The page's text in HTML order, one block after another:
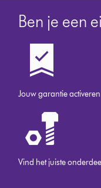
Ben je een
Jouw garantie activeren
Vind het juiste